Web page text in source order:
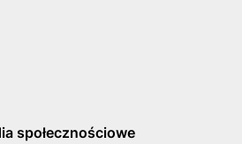
społecznościowe